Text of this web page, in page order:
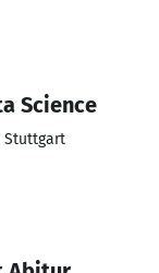
Science
Stuttgart